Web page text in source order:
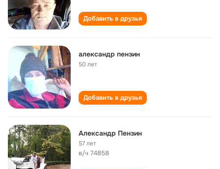
Добавить в друзья
александр пензин
50 лет
Добавить в друзья
Александр Пензин
57 лет
в/ч 74858